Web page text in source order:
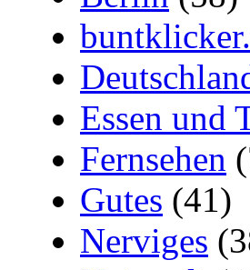
Essen und
Fernsehen
Gutes (41)
Nerviges